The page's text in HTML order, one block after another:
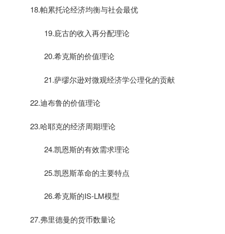
18.帕累托论经济均衡与社会最优
19.庇古的收入再分配理论
20.希克斯的价值理论
21.萨缪尔逊对微观经济学公理化的贡献
22.迪布鲁的价值理论
23.哈耶克的经济周期理论
24.凯恩斯的有效需求理论
25.凯恩斯革命的主要特点
26.希克斯的IS-LM模型
27.弗里德曼的货币数量论